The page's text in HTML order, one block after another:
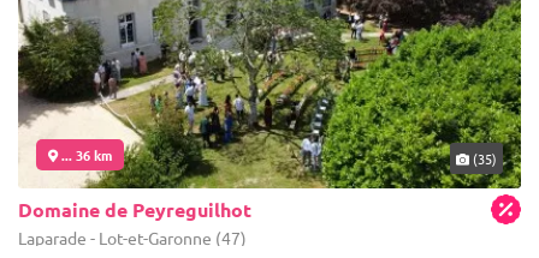
... 36 km (35)
Domaine de Peyreguilhot
Laparade - Lot-et-Garonne (47)